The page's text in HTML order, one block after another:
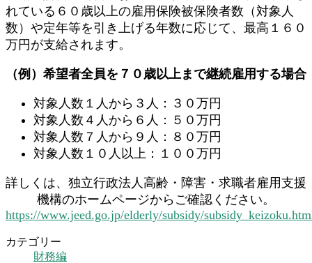
れている６０歳以上の雇用保険被保険者数（対象人
数）や定年等を引き上げる年数に応じて、最高１６０
万円が支給されます。
（例）希望者全員を７０歳以上まで継続雇用する場合
対象人数１人から３人：３０万円
対象人数４人から６人：５０万円
対象人数７人から９人：８０万円
対象人数１０人以上：１００万円
詳しくは、独立行政法人高齢・障害・求職者雇用支援
機構のホームページからご確認ください。
https://www.jeed.go.jp/elderly/subsidy/
カテゴリー
財務編